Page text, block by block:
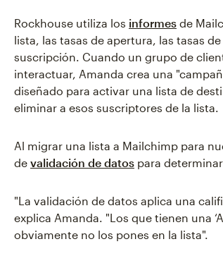
Rockhouse utiliza los informes de
lista, las tasas de apertura, las tasas
suscripción. Cuando un grupo de
interactuar, Amanda crea una
diseñado para activar una lista de
eliminar a esos suscriptores de la lista.
Al migrar una lista a Mailchimp para
de validación de datos para
"La validación de datos aplica una
explica Amanda. "Los que tienen una
obviamente no los pones en la lista".